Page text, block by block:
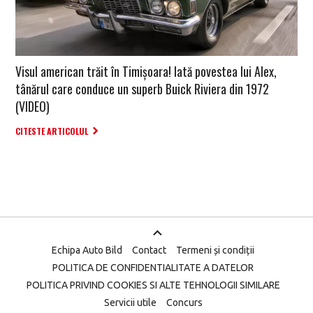
Visul american trăit în Timișoara! Iată povestea lui Alex,
tânărul care conduce un superb Buick Riviera din 1972
(VIDEO)
CITESTE ARTICOLUL
Echipa Auto Bild Contact
Termeni și condiții
POLITICA DE CONFIDENTIALITATE A DATELOR
POLITICA PRIVIND COOKIES SI ALTE TEHNOLOGII SIMILARE
Servicii utile
Concurs